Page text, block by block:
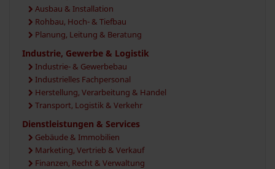
Ausbau & Installation
Rohbau, Hoch- & Tiefbau
Planung, Leitung & Beratung
Industrie, Gewerbe & Logistik
Industrie- & Gewerbebau
Industrielles Fachpersonal
Herstellung, Verarbeitung & Handel
Transport, Logistik & Verkehr
Dienstleistungen & Services
Gebäude & Immobilien
Marketing, Vertrieb & Verkauf
Finanzen, Recht & Verwaltung